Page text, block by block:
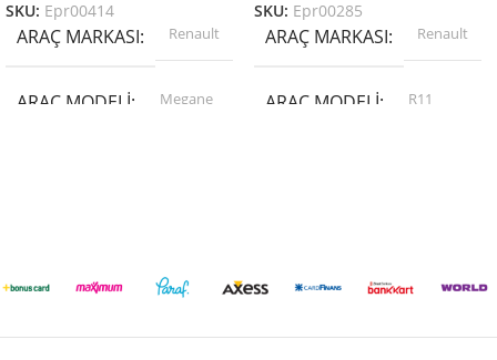
SKU: Epr00414
ARAÇ MARKASI Renault
ARAÇ MODELI Megane
PARÇA MARKASI
CORTECO
SKU: Epr00285
ARAÇ MARKASI Renault
ARAÇ MODELI R11
PARÇA MARKASI BIRTH